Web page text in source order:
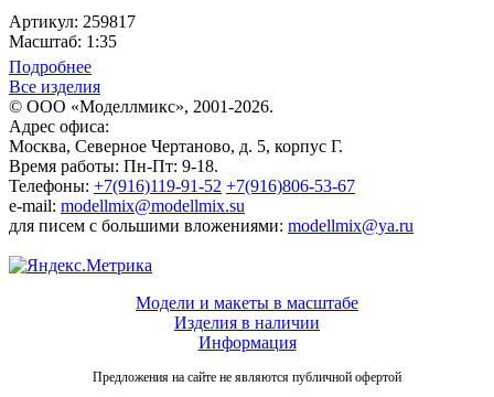
Артикул: 259817
Масштаб: 1:35
Подробнее
Все изделия
© ООО «Моделлмикс», 2001-2026.
Адрес офиса:
Москва, Северное Чертаново, д. 5, корпус Г.
Время работы: Пн-Пт: 9-18.
Телефоны: +7(916)119-91-52 +7(916)806-53-67
e-mail: modellmix@modellmix.su
для писем с большими вложениями: modellmix@ya.ru
Модели и макеты в масштабе
Изделия в наличии
Информация
Предложения на сайте не являются публичной офертой